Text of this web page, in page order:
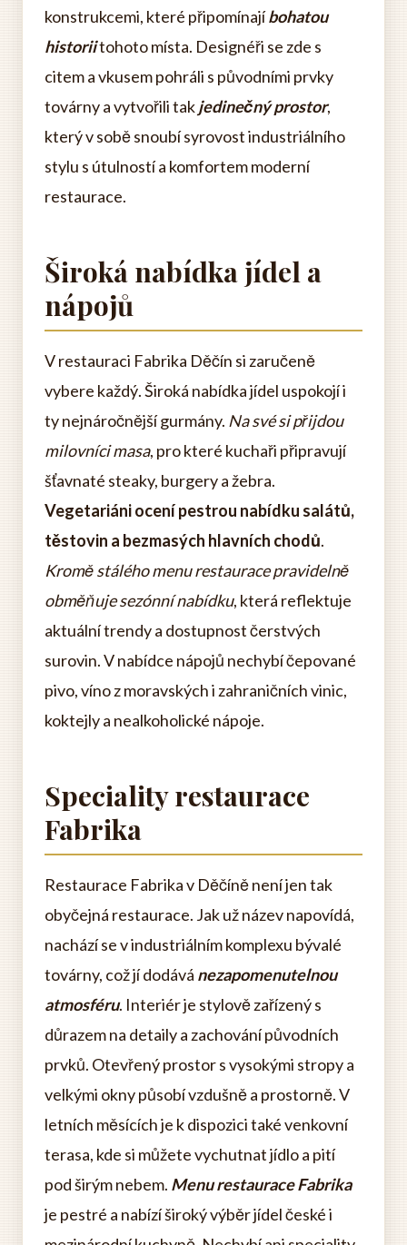
konstrukcemi, které připomínajíbohatou
historiitohoto místa. Designéři se zde s
citem a vkusem pohráli s původními prvky
továrny a vytvořili takjedinečný prostor,
který v sobě snoubí syrovost industriálního
stylu s útulností a komfortem moderní
restaurace.
Široká nabídka jídel a
nápojů
V restauraci Fabrika Děčín si zaručeně
vybere každý. Široká nabídka jídel uspokojí i
ty nejnáročnější gurmány. Na své si přijdou
milovníci masa, pro které kuchaři připravují
šťavnaté steaky, burgery a žebra.
Vegetariáni ocení pestrou nabídku salátů,
těstovin a bezmasých hlavních chodů.
Kromě stálého menu restaurace pravidelně
obměňuje sezónní nabídku, která reflektuje
aktuální trendy a dostupnost čerstvých
surovin. V nabídce nápojů nechybí čepované
pivo, víno z moravských i zahraničních vinic,
koktejly a nealkoholické nápoje.
Speciality restaurace
Fabrika
Restaurace Fabrika v Děčíně není jen tak
obyčejná restaurace. Jak už název napovídá,
nachází se v industriálním komplexu bývalé
továrny, což jí dodává nezapomenutelnou
atmosféru. Interiér je stylově zařízený s
důrazem na detaily a zachování původních
prvků. Otevřený prostor s vysokými stropy a
velkými okny působí vzdušně a prostorně. V
letních měsících je k dispozici také venkovní
terasa, kde si můžete vychutnat jídlo a pití
pod širým nebem. Menu restaurace Fabrika
je pestré a nabízí široký výběr jídel české i